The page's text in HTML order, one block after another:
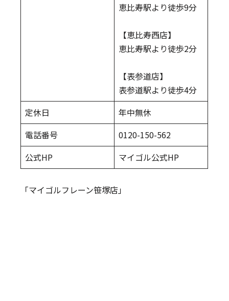
恵比寿駅より徒歩9分
【恵比寿西店】
恵比寿駅より徒歩2分
【表参道店】
表参道駅より徒歩4分
定休日
年中無休
電話番号
0120-150-562
公式HP
マイゴル公式HP
「マイゴルフレーン笹塚店」